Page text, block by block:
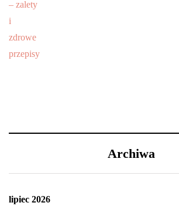
Archiwa
lipiec 2026